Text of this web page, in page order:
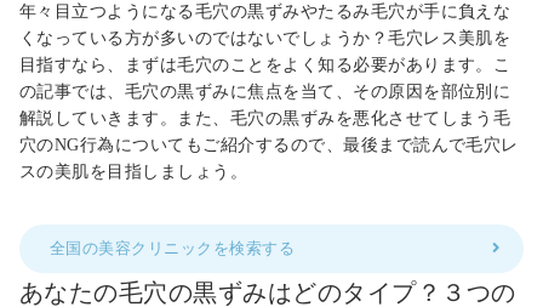
年々目立つようになる毛穴の黒ずみやたるみ毛穴が手に負えな
くなっている方が多いのではないでしょうか？毛穴レス美肌を
目指すなら、まずは毛穴のことをよく知る必要があります。こ
の記事では、毛穴の黒ずみに焦点を当て、その原因を部位別に
解説していきます。また、毛穴の黒ずみを悪化させてしまう毛
穴のNG行為についてもご紹介するので、最後まで読んで毛穴レ
スの美肌を目指しましょう。
全国の美容クリニックを検索する
あなたの毛穴の黒ずみはどのタイプ？３つの